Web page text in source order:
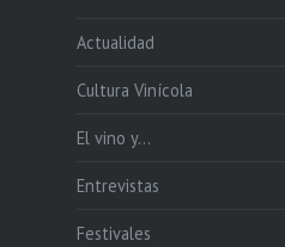
Actualidad
Cultura Vinícola
El vino y…
Entrevistas
Festivales